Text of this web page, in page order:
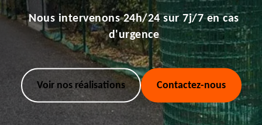
Nous intervenons 24h/24 sur 7j/7 en cas
d'urgence
Voir nos réalisations Contactez-nous